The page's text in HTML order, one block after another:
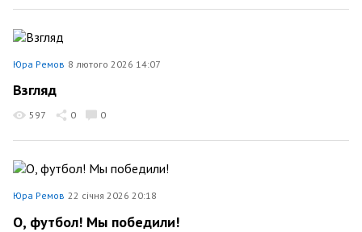
Юра Ремов 8 лютого 2026 14:07
Взгляд
597 0 0
Юра Ремов 22 січня 2026 20:18
О, футбол! Мы победили!